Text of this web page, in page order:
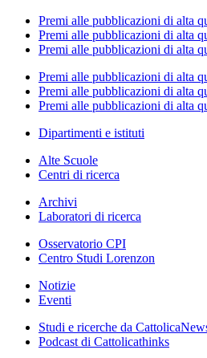
Premi alle pubblicazioni di alta
Premi alle pubblicazioni di alta
Premi alle pubblicazioni di alta
Premi alle pubblicazioni di alta
Premi alle pubblicazioni di alta
Premi alle pubblicazioni di alta
Dipartimenti e istituti
Alte Scuole
Centri di ricerca
Archivi
Laboratori di ricerca
Osservatorio CPI
Centro Studi Lorenzon
Notizie
Eventi
Studi e ricerche da
Podcast di Cattolicathinks